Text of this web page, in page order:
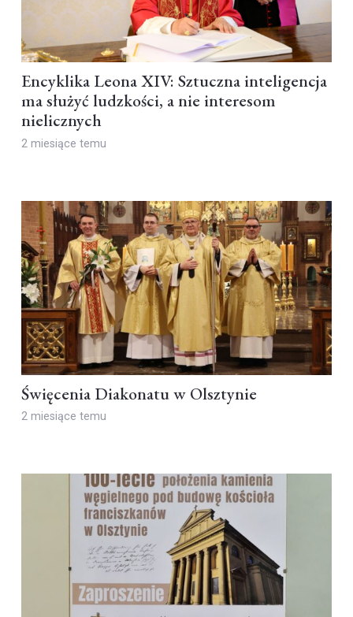
Encyklika Leona XIV: Sztuczna inteligencja
ma służyć ludzkości, a nie interesom
nielicznych
2 miesiące temu
Święcenia Diakonatu w Olsztynie
2 miesiące temu